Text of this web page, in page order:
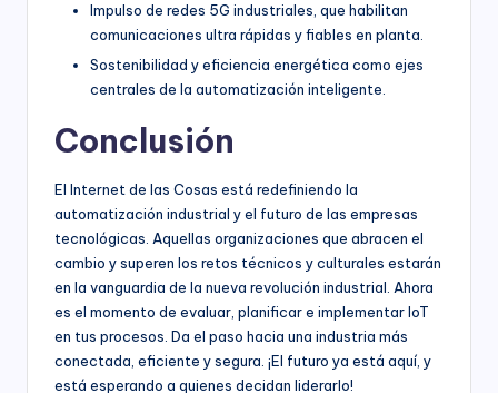
Impulso de redes 5G industriales, que habilitan
comunicaciones ultra rápidas y fiables en planta.
Sostenibilidad y eficiencia energética como ejes
centrales de la automatización inteligente.
Conclusión
El Internet de las Cosas está redefiniendo la
automatización industrial y el futuro de las empresas
tecnológicas. Aquellas organizaciones que abracen el
cambio y superen los retos técnicos y culturales estarán
en la vanguardia de la nueva revolución industrial. Ahora
es el momento de evaluar, planificar e implementar IoT
en tus procesos. Da el paso hacia una industria más
conectada, eficiente y segura. ¡El futuro ya está aquí, y
está esperando a quienes decidan liderarlo!